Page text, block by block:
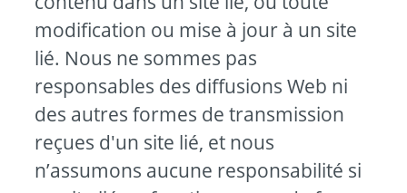
modification ou mise à jour à un site
lié. Nous ne sommes pas
responsables des diffusions Web ni
des autres formes de transmission
reçues d'un site lié, et nous
n’assumons aucune responsabilité si